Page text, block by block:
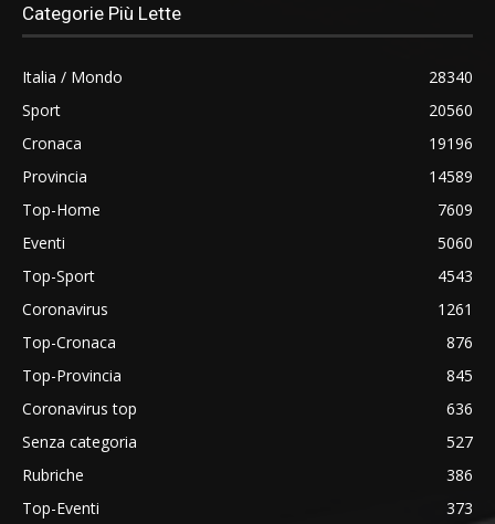
Categorie Più Lette
Italia / Mondo
28340
Sport
20560
Cronaca
19196
Provincia
14589
Top-Home
7609
Eventi
5060
Top-Sport
4543
Coronavirus
1261
Top-Cronaca
876
Top-Provincia
845
Coronavirus top
636
Senza categoria
527
Rubriche
386
Top-Eventi
373